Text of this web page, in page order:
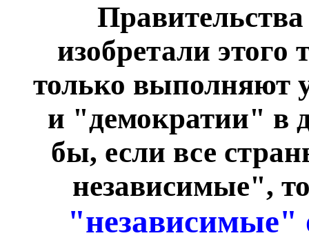
изобретали
только выполняют
и "демократии" в
бы, если все
независимые",